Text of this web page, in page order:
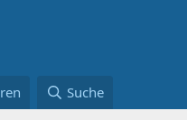
Suche